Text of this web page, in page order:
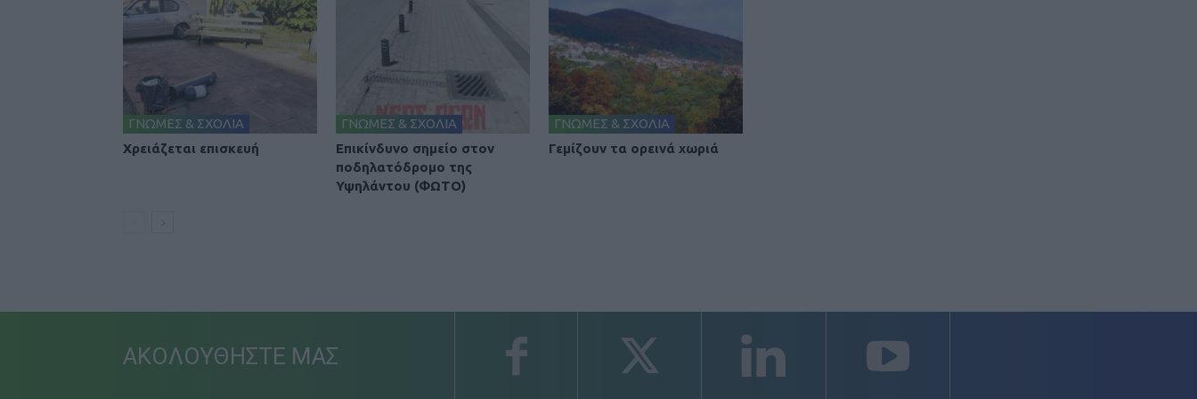
ΓΝΩΜΕΣ & ΣΧΟΛΙΑ
Χρειάζεται επισκευή
ΓΝΩΜΕΣ & ΣΧΟΛΙΑ
Επικίνδυνο σημείο στον
ποδηλατόδρομο της
Υψηλάντου (ΦΩΤΟ)
ΓΝΩΜΕΣ & ΣΧΟΛΙΑ
Γεμίζουν τα ορεινά χωριά
ΑΚΟΛΟΥΘΗΣΤΕ ΜΑΣ